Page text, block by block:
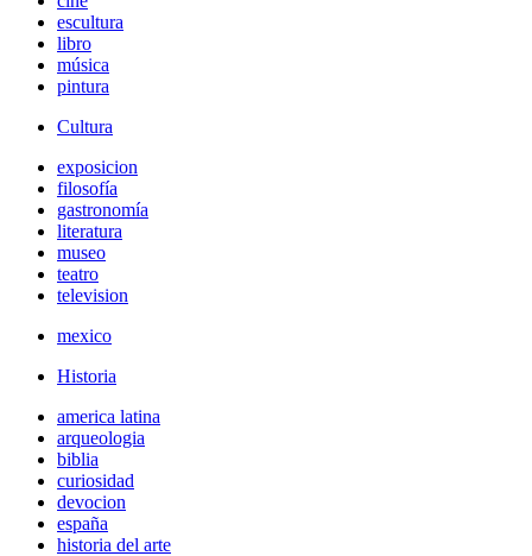
escultura
libro
música
pintura
Cultura
exposicion
filosofía
gastronomía
literatura
museo
teatro
television
mexico
Historia
america latina
arqueologia
biblia
curiosidad
devocion
españa
historia del arte